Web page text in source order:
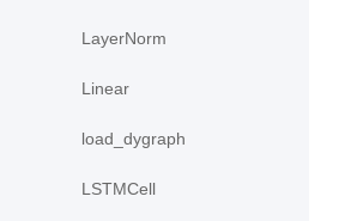
LayerNorm
Linear
load_dygraph
LSTMCell